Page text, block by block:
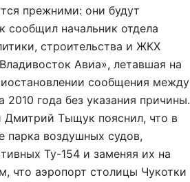
прежними: они будут
сообщил начальник отдела
строительства и ЖКХ
Авиа», летавшая на
сообщения между
года без указания причины.
Дмитрий Тыщук пояснил, что в
парка воздушных судов,
Ту-154 и заменяя их на
что аэропорт столицы Чукотки